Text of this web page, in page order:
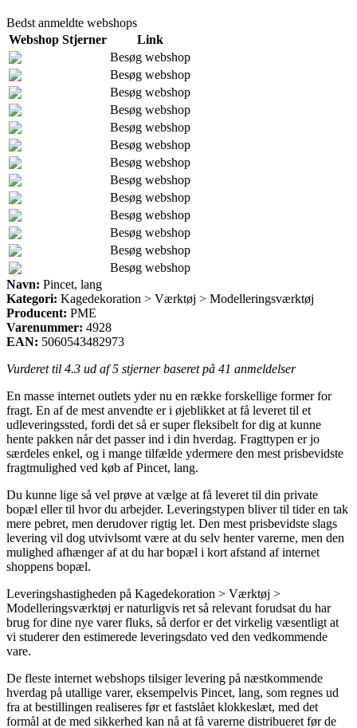
Bedst anmeldte webshops
Webshop Stjerner
Link
Besøg webshop
Besøg webshop
Besøg webshop
Besøg webshop
Besøg webshop
Besøg webshop
Besøg webshop
Besøg webshop
Besøg webshop
Besøg webshop
Besøg webshop
Besøg webshop
Besøg webshop
Navn: Pincet, lang
Kategori: Kagedekoration > Værktøj > Modelleringsværktøj
Producent: PME
Varenummer: 4928
EAN: 5060543482973
Vurderet til 4.3 ud af 5 stjerner baseret på 41 anmeldelser
En masse internet outlets yder nu en række forskellige former for
fragt. En af de mest anvendte er i øjeblikket at få leveret til et
udleveringssted, fordi det så er super fleksibelt for dig at kunne
hente pakken når det passer ind i din hverdag. Fragttypen er jo
særdeles enkel, og i mange tilfælde ydermere den mest prisbevidste
fragtmulighed ved køb af Pincet, lang.
Du kunne lige så vel prøve at vælge at få leveret til din private
bopæl eller til hvor du arbejder. Leveringstypen bliver til tider en tak
mere pebret, men derudover rigtig let. Den mest prisbevidste slags
levering vil dog utvivlsomt være at du selv henter varerne, men den
mulighed afhænger af at du har bopæl i kort afstand af internet
shoppens bopæl.
Leveringshastigheden på Kagedekoration > Værktøj >
Modelleringsværktøj er naturligvis ret så relevant forudsat du har
brug for dine nye varer fluks, så derfor er det virkelig væsentligt at
vi studerer den estimerede leveringsdato ved den vedkommende
vare.
De fleste internet webshops tilsiger levering på næstkommende
hverdag på utallige varer, eksempelvis Pincet, lang, som regnes ud
fra at bestillingen realiseres før et fastslået klokkeslæt, med det
formål at de med sikkerhed kan nå at få varerne distribueret før de